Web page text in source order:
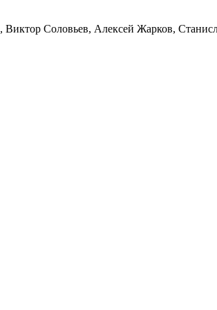
, Виктор Соловьев, Алексей Жарков,